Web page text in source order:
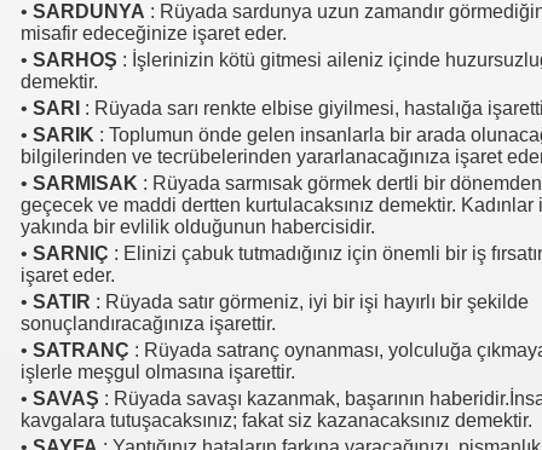
• SARDUNYA : Rüyada sardunya uzun zamandır
misafir edeceğinize işaret eder.
• SARHOŞ : İşlerinizin kötü gitmesi aileniz içinde
demektir.
• SARI : Rüyada sarı renkte elbise giyilmesi, hastalığa
• SARIK : Toplumun önde gelen insanlarla bir arada
bilgilerinden ve tecrübelerinden yararlanacağınıza işaret
• SARMISAK : Rüyada sarmısak görmek dertli bir
geçecek ve maddi dertten kurtulacaksınız demektir.
yakında bir evlilik olduğunun habercisidir.
• SARNIÇ : Elinizi çabuk tutmadığınız için önemli bir iş
işaret eder.
• SATIR : Rüyada satır görmeniz, iyi bir işi hayırlı bir şekilde
sonuçlandıracağınıza işarettir.
• SATRANÇ : Rüyada satranç oynanması, yolculuğa
işlerle meşgul olmasına işarettir.
• SAVAŞ : Rüyada savaşı kazanmak, başarının
kavgalara tutuşacaksınız; fakat siz kazanacaksınız demektir.